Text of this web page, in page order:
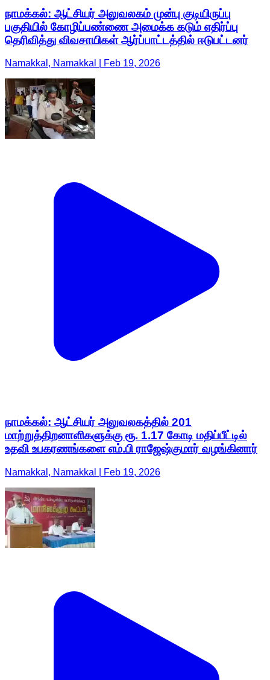
நாமக்கல்: ஆட்சியர் அலுவலகம் முன்பு குடியிருப்பு
பகுதியில் கோழிப்பண்ணை அமைக்க கடும் எதிர்ப்பு
தெரிவித்து விவசாயிகள் ஆர்ப்பாட்டத்தில் ஈடுபட்டனர்
Namakkal, Namakkal | Feb 19, 2026
நாமக்கல்: ஆட்சியர் அலுவலகத்தில் 201
மாற்றுத்திறனாளிகளுக்கு ரூ. 1.17 கோடி மதிப்பீட்டில்
உதவி உபகரணங்களை எம்.பி ராஜேஷ்குமார் வழங்கினார்
Namakkal, Namakkal | Feb 19, 2026